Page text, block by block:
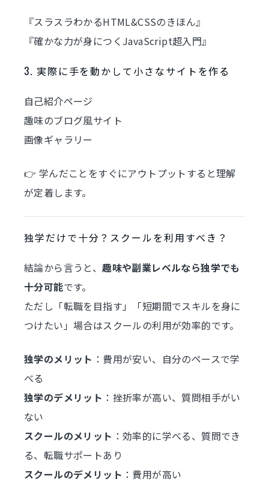
『スラスラわかるHTML&CSSのきほん』
『確かな力が身につくJavaScript超入門』
3. 実際に手を動かして小さなサイトを作る
自己紹介ページ
趣味のブログ風サイト
画像ギャラリー
👉 学んだことをすぐにアウトプットすると理解
が定着します。
独学だけで十分？スクールを利用すべき？
結論から言うと、趣味や副業レベルなら独学でも
十分可能です。
ただし「転職を目指す」「短期間でスキルを身に
つけたい」場合はスクールの利用が効率的です。
独学のメリット ：費用が安い、自分のペースで学
べる
独学のデメリット ：挫折率が高い、質問相手がい
ない
スクールのメリット ：効率的に学べる、質問でき
る、転職サポートあり
スクールのデメリット ：費用が高い